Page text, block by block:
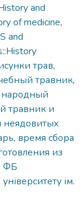
and
of medicine,
and
трав,
травник,
народный
травник и
неядовитых
, время сбора
из
ФБ
ім.